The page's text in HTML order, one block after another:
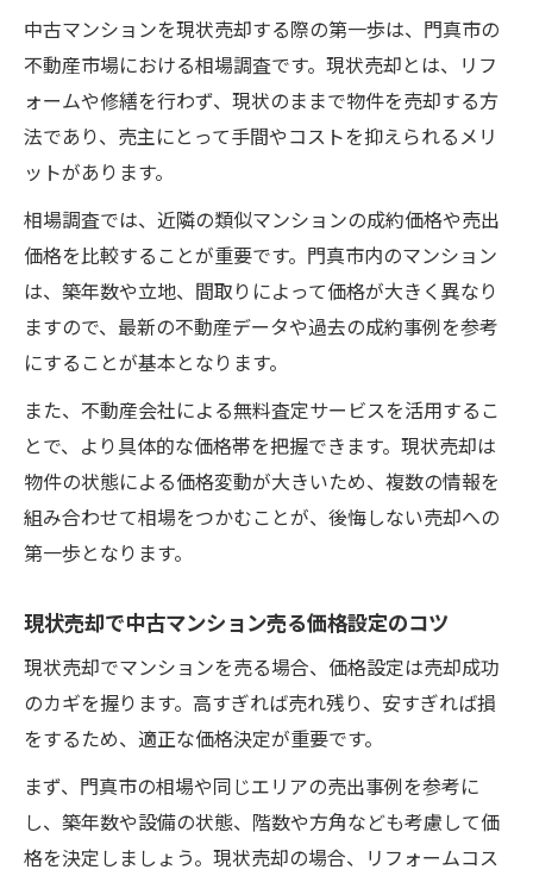
中古マンションを現状売却する際の第一歩は、門真市の
不動産市場における相場調査です。現状売却とは、リフ
ォームや修繕を行わず、現状のままで物件を売却する方
法であり、売主にとって手間やコストを抑えられるメリ
ットがあります。
相場調査では、近隣の類似マンションの成約価格や売出
価格を比較することが重要です。門真市内のマンション
は、築年数や立地、間取りによって価格が大きく異なり
ますので、最新の不動産データや過去の成約事例を参考
にすることが基本となります。
また、不動産会社による無料査定サービスを活用するこ
とで、より具体的な価格帯を把握できます。現状売却は
物件の状態による価格変動が大きいため、複数の情報を
組み合わせて相場をつかむことが、後悔しない売却への
第一歩となります。
現状売却で中古マンション売る価格設定のコツ
現状売却でマンションを売る場合、価格設定は売却成功
のカギを握ります。高すぎれば売れ残り、安すぎれば損
をするため、適正な価格決定が重要です。
まず、門真市の相場や同じエリアの売出事例を参考に
し、築年数や設備の状態、階数や方角なども考慮して価
格を決定しましょう。現状売却の場合、リフォームコス